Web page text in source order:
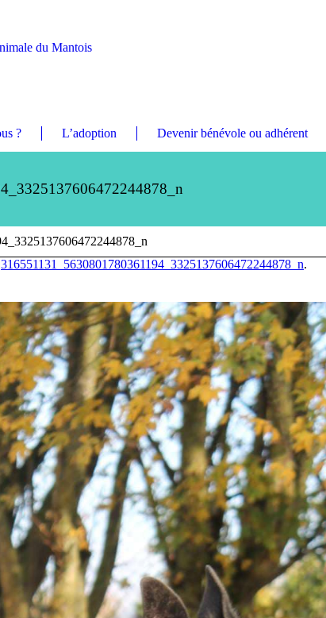
du Mantois
? L’adoption Devenir bénévole ou adhérent
316551131_5630801780361194_3325137606472244878_n.